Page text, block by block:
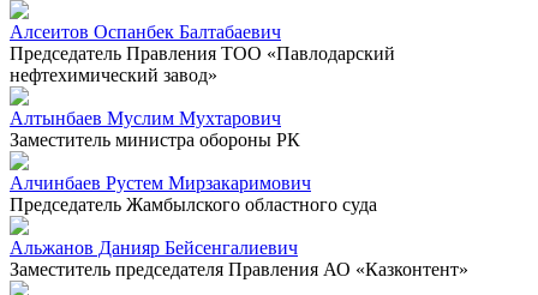
Алсеитов Оспанбек Балтабаевич
Председатель Правления ТОО «Павлодарский
нефтехимический завод»
Алтынбаев Муслим Мухтарович
Заместитель министра обороны РК
Алчинбаев Рустем Мирзакаримович
Председатель Жамбылского областного суда
Альжанов Данияр Бейсенгалиевич
Заместитель председателя Правления АО «Казконтент»